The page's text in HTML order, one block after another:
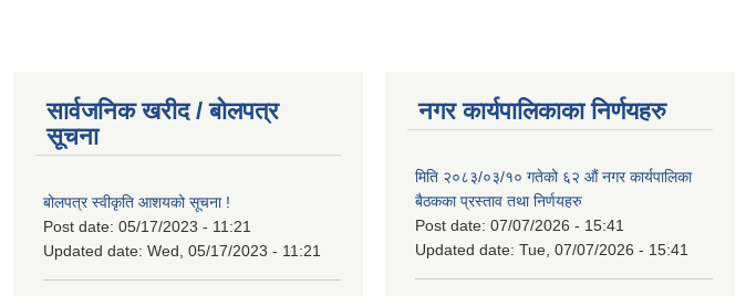
सार्वजनिक खरीद / बोलपत्र
सूचना
बोलपत्र स्वीकृति आशयको सूचना !
Post date: 05/17/2023 - 11:21
Updated date: Wed, 05/17/2023 - 11:21
नगर कार्यपालिकाका निर्णयहरु
मिति २०८३/०३/१० गतेको ६२ औं नगर कार्यपालिका
बैठकका प्रस्ताव तथा निर्णयहरु
Post date: 07/07/2026 - 15:41
Updated date: Tue, 07/07/2026 - 15:41